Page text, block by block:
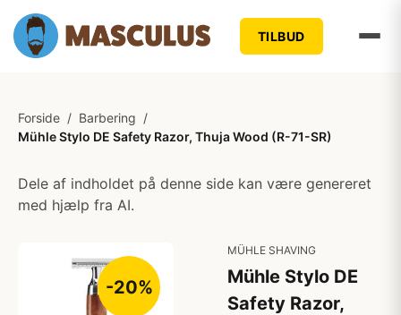
TILBUD
Forside / Barbering /
Mühle Stylo DE Safety Razor, Thuja Wood (R-71-SR)
Dele af indholdet på denne side kan være genereret
med hjælp fra AI.
-20%
MÜHLE SHAVING
Mühle Stylo DE
Safety Razor,